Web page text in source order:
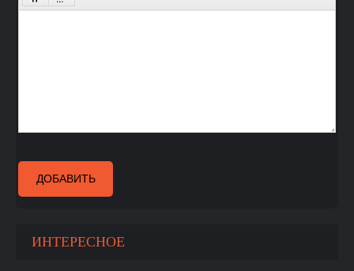
ДОБАВИТЬ
ИНТЕРЕСНОЕ